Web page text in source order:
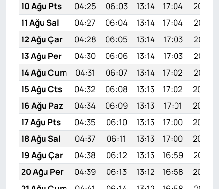
10 Ağu Pts
04:25 06:03 13:14 17:04
20:16
11 Ağu Sal
04:27 06:04 13:14 17:04
20:14
12 Ağu Çar
04:28 06:05 13:14 17:03
20:13
13 Ağu Per
04:30 06:06 13:14 17:03
20:12
14 Ağu Cum
04:31 06:07 13:14 17:02
20:10
15 Ağu Cts
04:32 06:08 13:13 17:02
20:09
16 Ağu Paz
04:34 06:09 13:13 17:01
20:08
17 Ağu Pts
04:35 06:10 13:13 17:00
20:06
18 Ağu Sal
04:37 06:11 13:13 17:00
20:05
19 Ağu Çar
04:38 06:12 13:13 16:59
20:03
20 Ağu Per
04:39 06:13 13:12 16:58
20:02